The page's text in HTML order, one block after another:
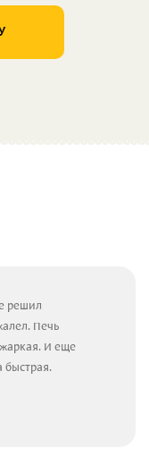
решил
Печь
И еще
быстрая.